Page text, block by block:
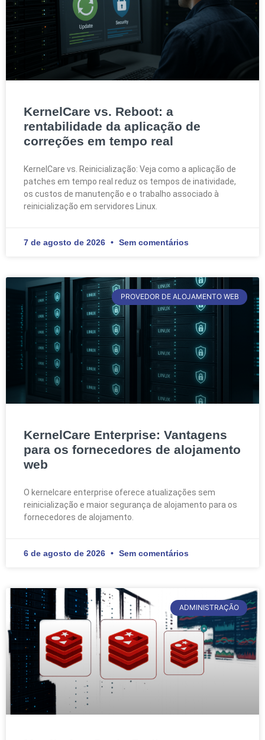
KernelCare vs. Reboot: a
rentabilidade da aplicação de
correções em tempo real
KernelCare vs. Reinicialização: Veja como a aplicação de
patches em tempo real reduz os tempos de inatividade,
os custos de manutenção e o trabalho associado à
reinicialização em servidores Linux.
7 de agosto de 2026 Sem comentários
PROVEDOR DE ALOJAMENTO WEB
KernelCare Enterprise: Vantagens
para os fornecedores de alojamento
web
O kernelcare enterprise oferece atualizações sem
reinicialização e maior segurança de alojamento para os
fornecedores de alojamento.
6 de agosto de 2026 Sem comentários
ADMINISTRAÇÃO